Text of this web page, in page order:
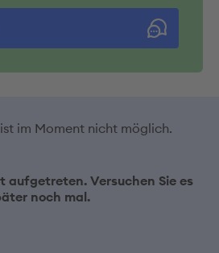
im Moment nicht möglich.
aufgetreten. Versuchen Sie es
noch mal.